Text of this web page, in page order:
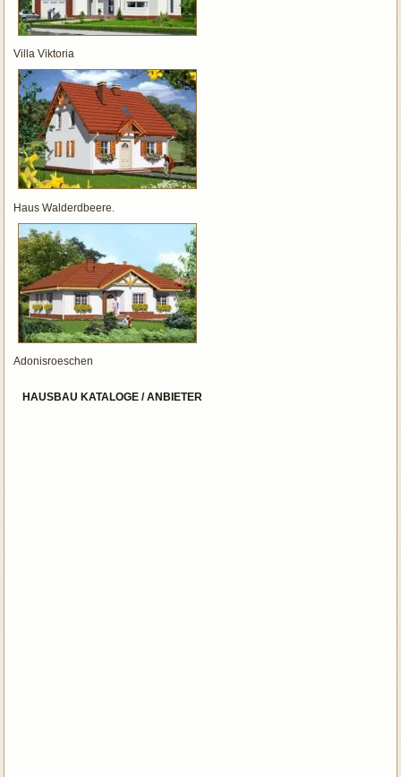
Villa Viktoria
Haus Walderdbeere.
Adonisroeschen
HAUSBAU KATALOGE / ANBIETER